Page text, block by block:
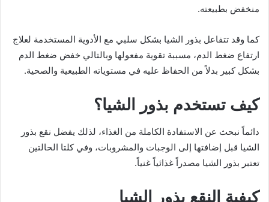
منخفض بطبيعته.
كما وقد تتفاعل بذور الشيا بشكل سلبي مع الأدوية المستخدمة لعلاج
ارتفاع ضغط الدم، مسببة تقوية مفعولها وبالتالي خفض ضغط الدم
بشكل كبير بدلاً من الحفاظ عليه في مستوياته الطبيعية والصحية.
كيف تستخدم بذور الشيا؟
دائماً نبحث عن الاستفادة الكاملة من الغذاء، لذلك يفضل نقع بذور
الشيا قبل إضافتها إلى الوجبات والمشروبات، وفي كلتا الحالتين
تعتبر بذور الشيا مصدراً غذائياً غنياً.
كيفية النقع بذور الشيا